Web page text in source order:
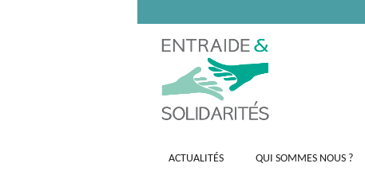
ACTUALITÉS QUI SOMMES NOUS ?